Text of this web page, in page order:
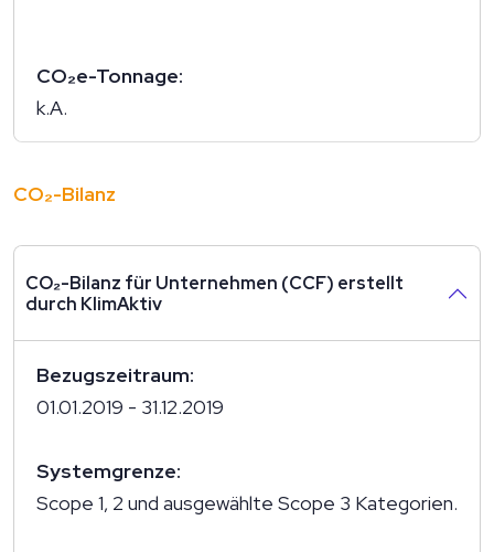
CO₂e-Tonnage:
k.A.
CO₂-Bilanz
CO₂-Bilanz für Unternehmen (CCF) erstellt
durch KlimAktiv
Bezugszeitraum:
01.01.2019 - 31.12.2019
Systemgrenze:
Scope 1, 2 und ausgewählte Scope 3 Kategorien.